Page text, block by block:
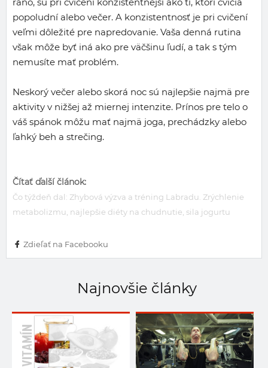
popoludní alebo večer. A konzistentnosť je pri cvičení
veľmi dôležité pre napredovanie. Vaša denná rutina
však môže byť iná ako pre väčšinu ľudí, a tak s tým
nemusíte mať problém.
Neskorý večer alebo skorá noc sú najlepšie najmä pre
aktivity v nižšej až miernej intenzite. Prínos pre telo o
váš spánok môžu mať najmä joga, prechádzky alebo
ľahký beh a strečing.
Čítať ďalší článok:
Čo týždeň dal: Zhybová výzva a tréning Labradu. Zrýchlenie
metabolizmu, najlepšie diéty na chudnutie, sila jogurtu
Zdieľať na Facebooku
Najnovšie články